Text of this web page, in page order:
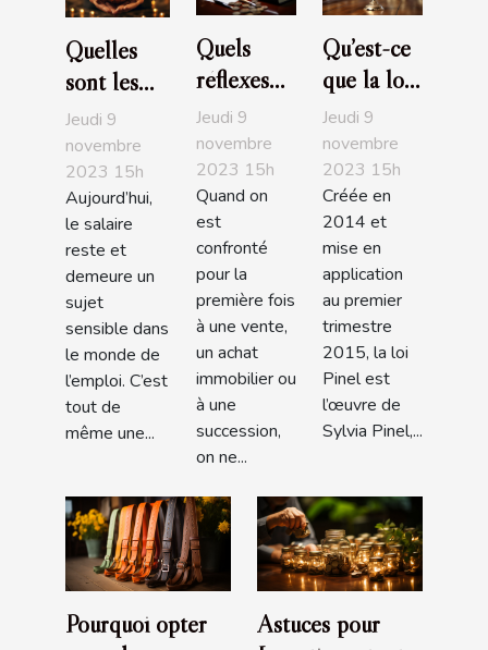
Quelles
sont les
entreprises
les plus
généreuses
en France
en 2019?
Jeudi 9
novembre
2023 15h
Aujourd’hui,
le salaire
reste et
demeure un
sujet
sensible dans
le monde de
l’emploi. C’est
tout de
même une...
Quels
réflexes
avoir
quand on
est à la
recherche
d’un bon
notaire ?
Jeudi 9
novembre
2023 15h
Quand on
est
confronté
pour la
première fois
à une vente,
un achat
immobilier ou
à une
succession,
on ne...
Qu’est-ce
que la loi
Pinel ?
L'essentiel
à savoir
Jeudi 9
novembre
2023 15h
Créée en
2014 et
mise en
application
au premier
trimestre
2015, la loi
Pinel est
l’œuvre de
Sylvia Pinel,...
Pourquoi opter
Astuces pour